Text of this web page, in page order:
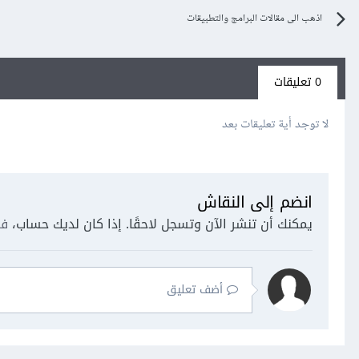
اذهب الى مقالات البرامج والتطبيقات
0 تعليقات
لا توجد أية تعليقات بعد
انضم إلى النقاش
يمكنك أن تنشر الآن وتسجل لاحقًا. إذا كان لديك حساب،
أضف تعليق